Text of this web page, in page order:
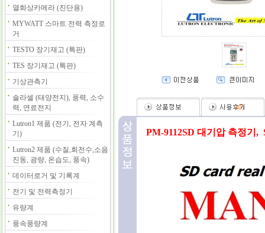
열화상카메라 (진단용)
MYWATT 스마트 전력 측정로
거
TESTO 장기재고 (특판)
TES 장기재고 (특판)
기상관측기
솔라셀 (태양전지), 풍력, 소수
력, 연료전지
Lutron1 제품 (전기, 전자 계측
기)
Lutron2 제품 (수질,회전수,소음
진동, 광량, 온습도, 풍속)
데이터로거 및 기록계
전기 및 전력측정기
유량계
풍속풍량계
(0)
PM-9112SD 대기압 측정기,